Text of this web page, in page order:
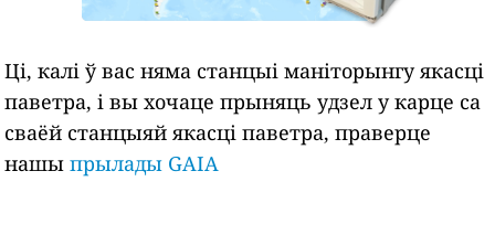
Ці, калі ў вас няма станцыі маніторынгу якасці
паветра, і вы хочаце прыняць удзел у карце са
сваёй станцыяй якасці паветра, праверце
нашыпрылады GAIA